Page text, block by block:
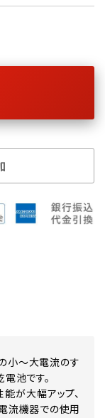
小～大電流のす
池です。
が大幅アップ、
流機器での使用